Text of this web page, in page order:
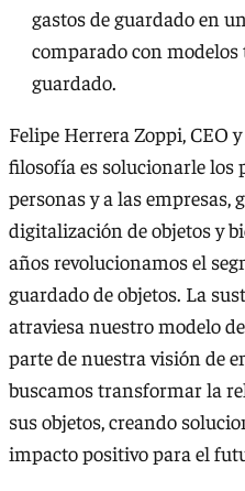
gastos de guardado en
comparado con
guardado.
Felipe Herrera Zoppi, CEO
filosofía es solucionarle los
personas y a las
digitalización de objetos y
años revolucionamos el
guardado de objetos. La
atraviesa nuestro modelo
parte de nuestra visión de
buscamos transformar la
sus objetos, creando
impacto positivo para el